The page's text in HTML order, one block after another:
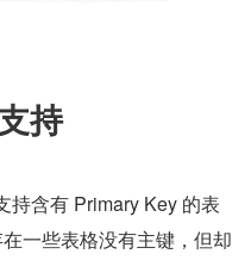
持
持含有 Primary Key 的表
一些表格没有主键，但却